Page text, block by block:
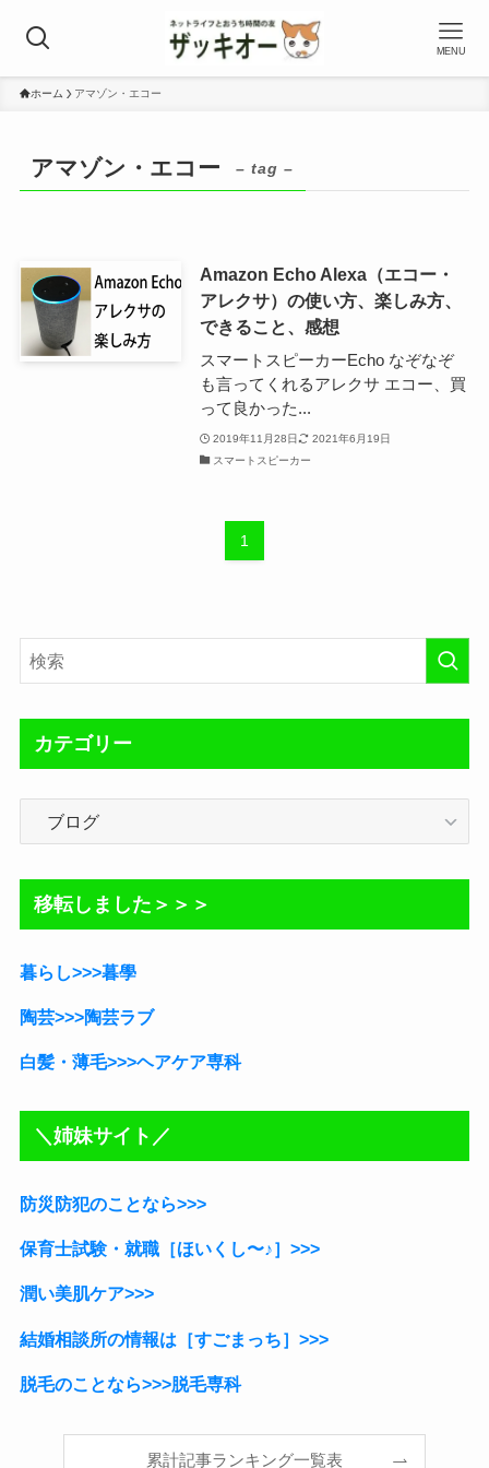
MENU
ホーム アマゾン・エコー
アマゾン・エコー – tag –
Amazon Echo Alexa（エコー・
アレクサ）の使い方、楽しみ方、
できること、感想
スマートスピーカーEcho なぞなぞ
も言ってくれるアレクサ エコー、買
って良かった...
2019年11月28日
2021年6月19日
スマートスピーカー
1
カテゴリー
リ
移転しました＞＞＞
暮らし>>>暮學
陶芸>>>陶芸ラブ
白髪・薄毛>>>ヘアケア専科
＼姉妹サイト／
防災防犯のことなら>>>
保育士試験・就職［ほいくし〜♪］ >>>
潤い美肌ケア>>>
結婚相談所の情報は［すごまっち］>>>
脱毛のことなら>>>脱毛専科
累計記事ランキング一覧表